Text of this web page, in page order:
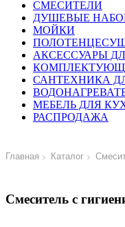
СМЕСИТЕЛИ
ДУШЕВЫЕ
МОЙКИ
АКСЕССУАРЫ
САНТЕХНИКА
МЕБЕЛЬ ДЛЯ
РАСПРОДАЖА
Главная Каталог
Смеситель с